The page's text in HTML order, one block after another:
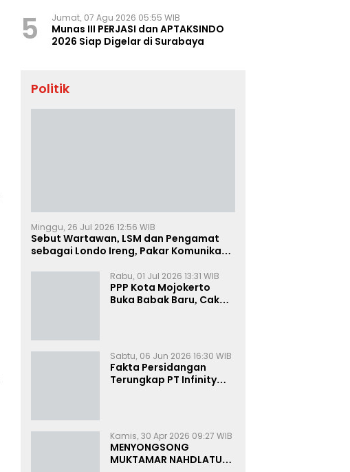
5 Jumat, 07 Agu 2026 05:55 WIB
Munas III PERJASI dan APTAKSINDO
2026 Siap Digelar di Surabaya
Politik
Minggu, 26 Jul 2026 12:56 WIB
Sebut Wartawan, LSM dan Pengamat
sebagai Londo Ireng, Pakar Komunikasi:
Rabu, 01 Jul 2026 13:31 WIB
PPP Kota Mojokerto
Buka Babak Baru, Cak
Sabtu, 06 Jun 2026 16:30 WIB
Fakta Persidangan
Terungkap PT Infinity
Kamis, 30 Apr 2026 09:27 WIB
MENYONGSONG
MUKTAMAR NAHDLATUL